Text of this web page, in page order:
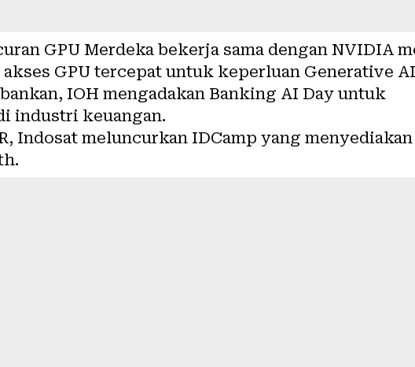
GPU Merdeka bekerja sama dengan NVIDIA
GPU tercepat untuk keperluan Generative
IOH mengadakan Banking AI Day untuk
industri keuangan.
Indosat meluncurkan IDCamp yang menyediakan